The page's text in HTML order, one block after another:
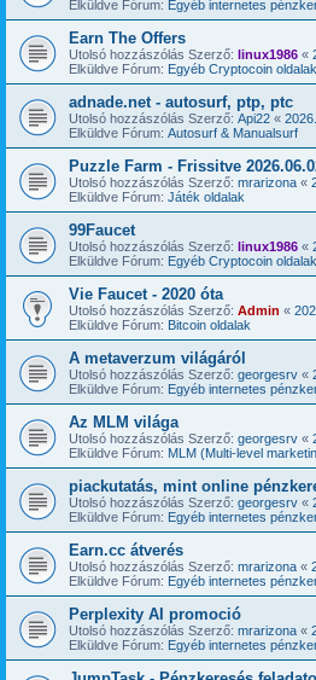
Elküldve Fórum: Egyéb internetes
Earn The Offers
Utolsó hozzászólás Szerző: linux1986 «
Elküldve Fórum: Egyéb Cryptocoin oldalak
adnade.net - autosurf, ptp, ptc
Utolsó hozzászólás Szerző: Api22 «
Elküldve Fórum: Autosurf & Manualsurf
Puzzle Farm - Frissitve
Utolsó hozzászólás Szerző: mrarizona «
Elküldve Fórum: Játék oldalak
99Faucet
Utolsó hozzászólás Szerző: linux1986 «
Elküldve Fórum: Egyéb Cryptocoin oldalak
Vie Faucet - 2020 óta
Utolsó hozzászólás Szerző: Admin «
Elküldve Fórum: Bitcoin oldalak
A metaverzum világáról
Utolsó hozzászólás Szerző: georgesrv «
Elküldve Fórum: Egyéb internetes
Az MLM világa
Utolsó hozzászólás Szerző: georgesrv «
Elküldve Fórum: MLM (Multi-level
piackutatás, mint online
Utolsó hozzászólás Szerző: georgesrv «
Elküldve Fórum: Egyéb internetes
Earn.cc átverés
Utolsó hozzászólás Szerző: mrarizona «
Elküldve Fórum: Egyéb internetes
Perplexity AI promoció
Utolsó hozzászólás Szerző: mrarizona «
Elküldve Fórum: Egyéb internetes